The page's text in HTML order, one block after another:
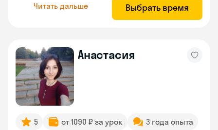
Читать дальше Выбрать время
Анастасия
5 от 1090 ₽ за урок
3 года опыта